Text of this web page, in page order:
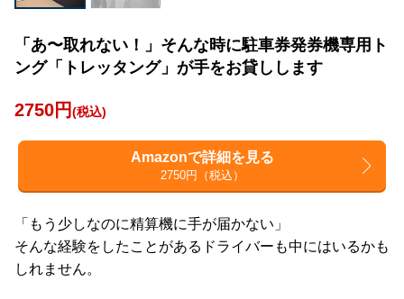
「あ〜取れない！」そんな時に駐車券発券機専用ト
ング「トレッタング」が手をお貸しします
2750円(税込)
Amazonで詳細を見る
2750円（税込）
「もう少しなのに精算機に手が届かない」
そんな経験をしたことがあるドライバーも中にはいるかも
しれません。